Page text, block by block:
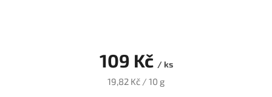
109 Kč / ks
Měrná
19,82 Kč / 10 g